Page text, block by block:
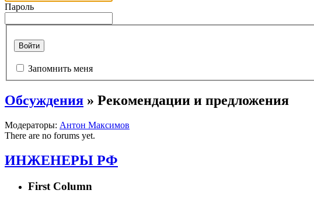
Пароль
Войти
Запомнить меня
Обсуждения » Рекомендации и предложения
Модераторы: Антон Максимов
There are no forums yet.
ИНЖЕНЕРЫ РФ
First Column